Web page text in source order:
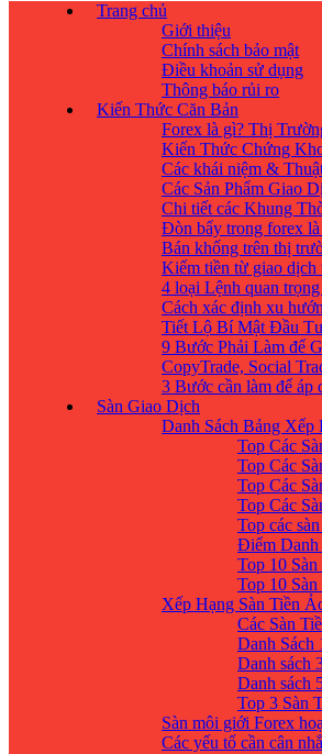
Trang chủ
Giới thiệu
Chính sách bảo mật
Điều khoản sử dụng
Thông báo rủi ro
Kiến Thức Căn Bản
Forex là gì? Thị
Kiến Thức Chứng
Các khái niệm &
Các Sản Phẩm Giao
Chi tiết các Khung
Đòn bẩy trong forex là
Bán khống trên thị
Kiếm tiền từ giao dịch
4 loại Lệnh quan
Cách xác định xu
Tiết Lộ Bí Mật Đầu
9 Bước Phải Làm để
CopyTrade, Social
3 Bước cần làm để áp
Sàn Giao Dịch
Danh Sách Bảng Xếp
Top Các
Top Các
Top Các
Top Các
Top các
Điểm Danh
Top 10
Top 10
Xếp Hạng Sàn Tiền
Các Sàn
Danh Sách
Danh sách
Danh sách
Top 3 Sàn
Sàn môi giới Forex
Các yếu tố cần cân